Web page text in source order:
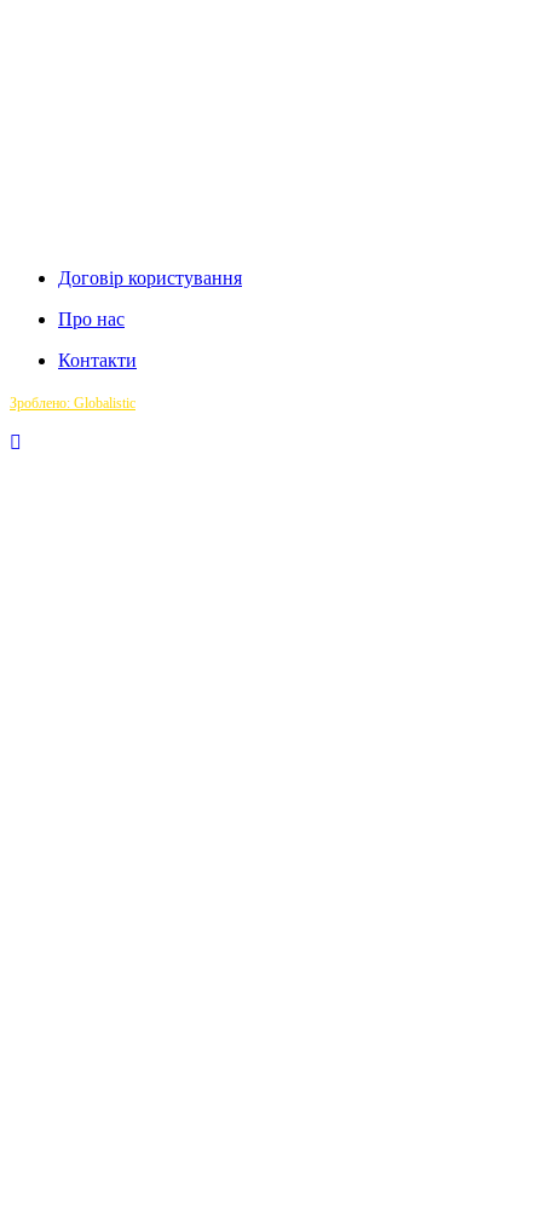
Договір користування
Про нас
Контакти
Зроблено: Globalistic